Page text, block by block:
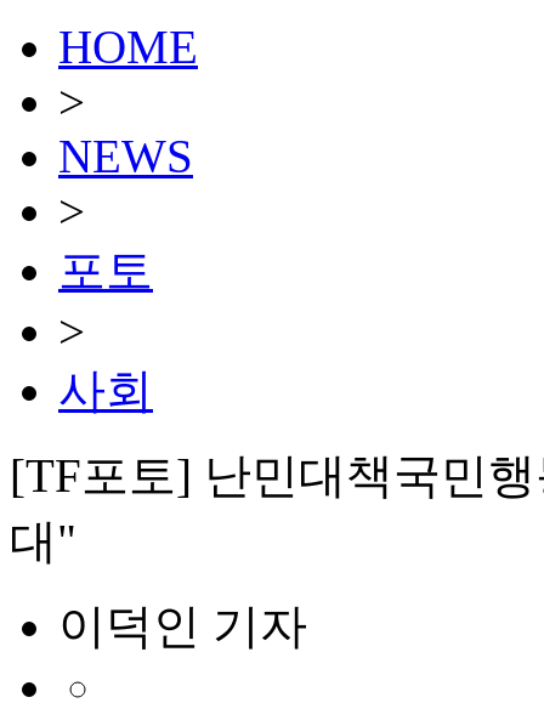
HOME
>
NEWS
>
포토
>
사회
[TF포토] 난민대책국민
대"
이덕인 기자